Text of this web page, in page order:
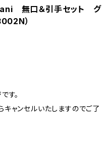
無口＆引手セット グ
）
す。
ャンセルいたしますのでご了